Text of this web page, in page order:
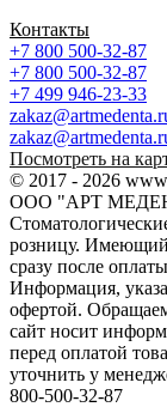
Контакты
+7 800 500-32-87
+7 800 500-32-87
+7 499 946-23-33
Посмотреть на
© 2017 - 2026
ООО "АРТ
розницу.
сразу после
Информация,
офертой.
сайт носит
перед оплатой
уточнить у
800-500-32-87